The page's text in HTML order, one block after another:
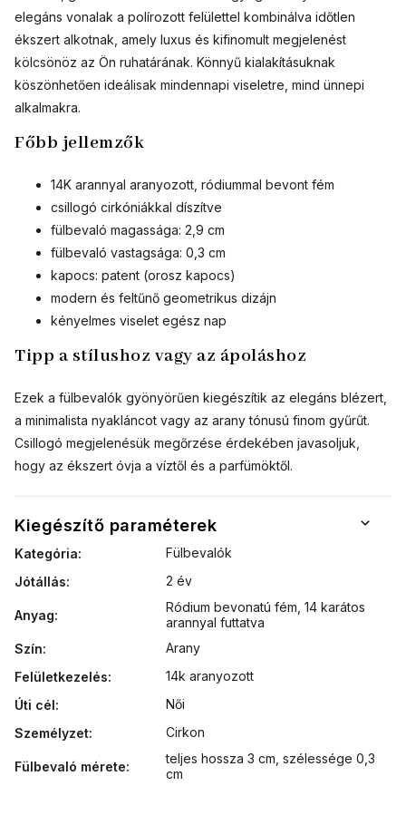
elegáns vonalak a polírozott felülettel kombinálva időtlen
ékszert alkotnak, amely luxus és kifinomult megjelenést
kölcsönöz az Ön ruhatárának. Könnyű kialakításuknak
köszönhetően ideálisak mindennapi viseletre, mind ünnepi
alkalmakra.
Főbb jellemzők
14K arannyal aranyozott, ródiummal bevont fém
csillogó cirkóniákkal díszítve
fülbevaló magassága: 2,9 cm
fülbevaló vastagsága: 0,3 cm
kapocs: patent (orosz kapocs)
modern és feltűnő geometrikus dizájn
kényelmes viselet egész nap
Tipp a stílushoz vagy az ápoláshoz
Ezek a fülbevalók gyönyörűen kiegészítik az elegáns blézert,
a minimalista nyakláncot vagy az arany tónusú finom gyűrűt.
Csillogó megjelenésük megőrzése érdekében javasoljuk,
hogy az ékszert óvja a víztől és a parfümöktől.
Kiegészítő paraméterek
Kategória:
Fülbevalók
Jótállás: 2 év
Anyag:
Ródium bevonatú fém 14 karátos
arannyal futtatva
Szín:
Arany
Felületkezelés:
14k aranyozott
Úti cél:
Női
Személyzet: Cirkon
Fülbevaló mérete:
teljes hossza 3 cm, szélessége 0,3
cm